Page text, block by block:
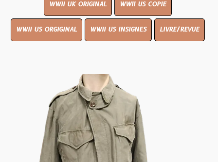
WWII UK ORIGINAL WWII US COPIE
WWII US ORGIGINAL WWII US INSIGNES LIVRE/REVUE